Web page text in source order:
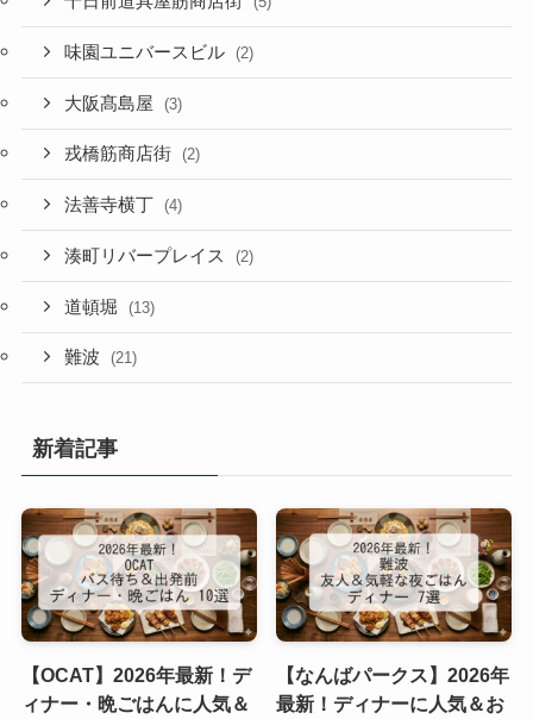
味園ユニバースビル (2)
大阪髙島屋 (3)
戎橋筋商店街 (2)
法善寺横丁 (4)
湊町リバープレイス (2)
道頓堀 (13)
難波 (21)
新着記事
【OCAT】2026年最新！デ
ィナー・晩ごはんに人気＆
【なんばパークス】2026年
最新！ディナーに人気＆お